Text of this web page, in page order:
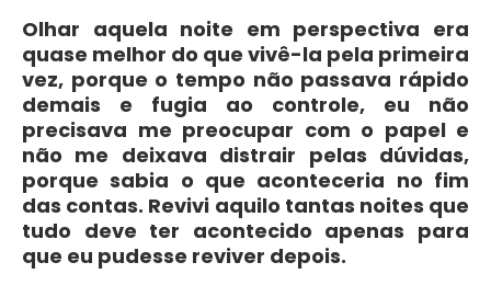
Olhar aquela noite em perspectiva era
quase melhor do que vivê-la pela primeira
vez, porque o tempo não passava rápido
demais e fugia ao controle, eu não
precisava me preocupar com o papel e
não me deixava distrair pelas dúvidas,
porque sabia o que aconteceria no fim
das contas. Revivi aquilo tantas noites que
tudo deve ter acontecido apenas para
que eu pudesse reviver depois.